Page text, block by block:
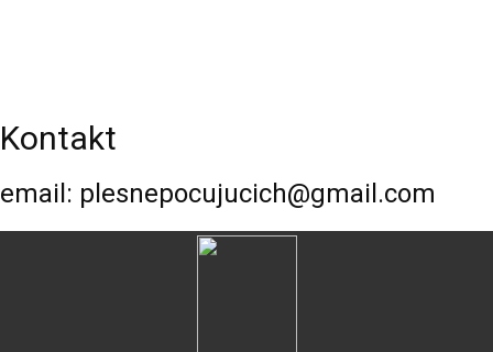
Kontakt
email: plesnepocujucich@gmail.com